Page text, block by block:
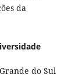
da
do Sul